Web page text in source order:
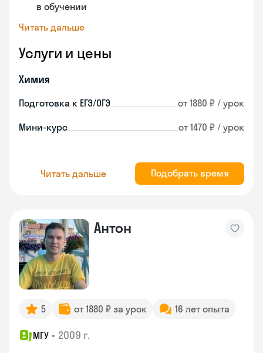
в обучении
Читать дальше
Услуги и цены
Химия
Подготовка к ЕГЭ/ОГЭ от 1880 ₽ / урок
Мини-курс от 1470 ₽ / урок
Читать дальше Подобрать время
Антон
5 от 1880 ₽ за урок 16 лет опыта
МГУ • 2009 г.